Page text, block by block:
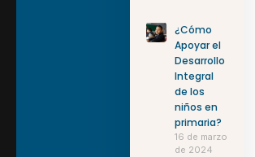
¿Cómo
Apoyar el
Desarrollo
Integral
de los
niños en
primaria?
16 de marzo
de 2024